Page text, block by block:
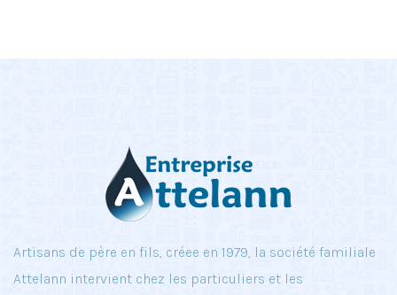
Artisans de père en fils, créee en 1979, la société familiale
Attelann intervient chez les particuliers et les